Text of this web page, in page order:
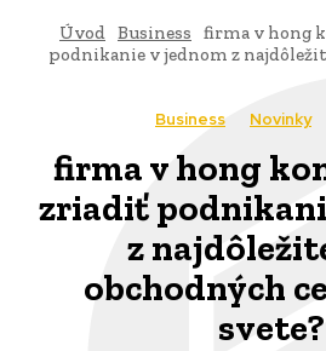
Úvod Business
firma v hong
podnikanie v jednom z
Business Novinky
firma v hong
zriadiť
z
obchodných
svete?